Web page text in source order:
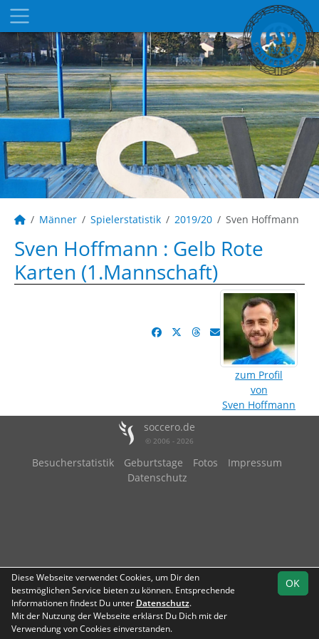
Männer Spielerstatistik 2019/20 Sven Hoffmann
Sven Hoffmann : Gelb Rote
Karten (1.Mannschaft)
zum Profil
von
Sven Hoffmann
soccero.de
© 2006 - 2026
Besucherstatistik Geburtstage Fotos
Impressum
Datenschutz
OK
Diese Webseite verwendet Cookies, um Dir den
bestmöglichen Service bieten zu können. Entsprechende
Informationen findest Du unter Datenschutz.
Mit der Nutzung der Webseite erklärst Du Dich mit der
Verwendung von Cookies einverstanden.